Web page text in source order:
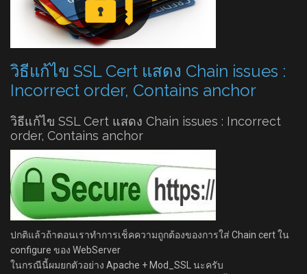
วิธีแก้ไข SSL Cert แสดง Chain issues :
Incorrect order, Contains anchor
วิธีแก้ไข SSL Cert แสดง Chain issues : Incorrect
order, Contains anchor
ปกติแล้วถ้าตอนเราทำการเช็คความถูกต้องของการใส่ Chain cert ใน
configure ของ WebServer
ในกรณีนี้ผมยกตัวอย่าง Apache + Mod_SSL นะครับ